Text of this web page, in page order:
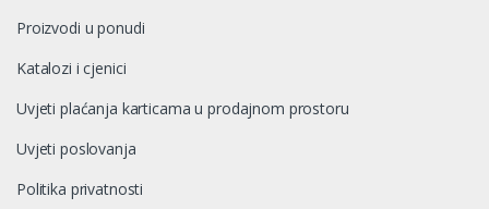
Proizvodi u ponudi
Katalozi i cjenici
Uvjeti plaćanja karticama u prodajnom prostoru
Uvjeti poslovanja
Politika privatnosti